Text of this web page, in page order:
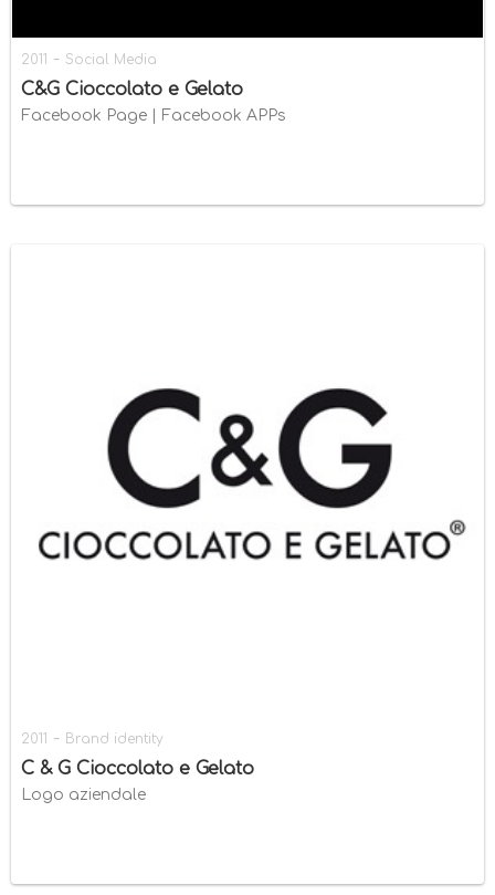
2011 - Social Media
C&G Cioccolato e Gelato
Facebook Page | Facebook APPs
2011 - Brand identity
C & G Cioccolato e Gelato
Logo aziendale